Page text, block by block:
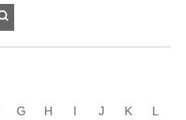
G H I J K L